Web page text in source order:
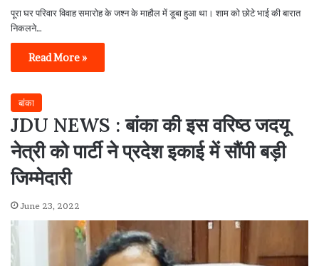
पूरा घर परिवार विवाह समारोह के जश्न के माहौल में डूबा हुआ था। शाम को छोटे भाई की बारात
निकलने…
Read More »
बांका
JDU NEWS : बांका की इस वरिष्ठ जदयू
नेत्री को पार्टी ने प्रदेश इकाई में सौंपी बड़ी
जिम्मेदारी
June 23, 2022